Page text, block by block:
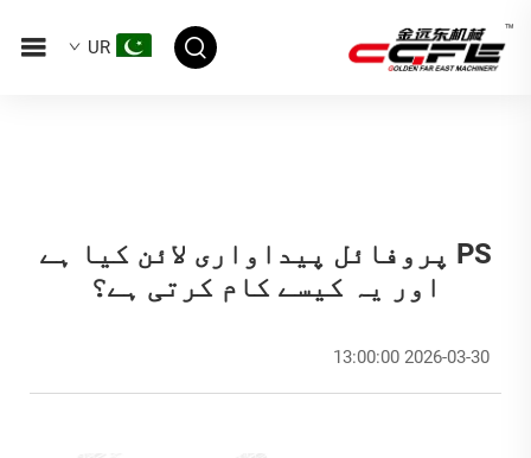
UR
PS پروفائل پیداواری لائن کیا ہے
اور یہ کیسے کام کرتی ہے؟
2026-03-30 13:00:00